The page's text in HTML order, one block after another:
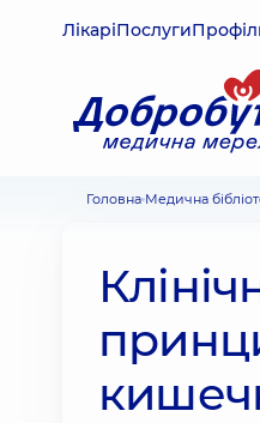
ЛікаріПослуги
Головна Медична